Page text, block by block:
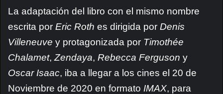
La adaptación del libro con el mismo nombre
escrita por Eric Roth es dirigida por Denis
Villeneuve y protagonizada por Timothée
Chalamet, Zendaya, Rebecca Ferguson y
Oscar Isaac, iba a llegar a los cines el 20 de
Noviembre de 2020 en formato IMAX, para